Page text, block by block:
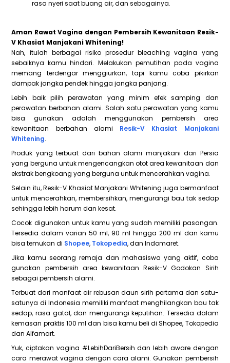
rasa nyeri saat buang air, dan sebagainya.
Aman Rawat Vagina dengan Pembersih Kewanitaan Resik-
V Khasiat Manjakani Whitening!
Nah, itulah berbagai risiko prosedur bleaching vagina yang
sebaiknya kamu hindari. Melakukan pemutihan pada vagina
memang terdengar menggiurkan, tapi kamu coba pikirkan
dampak jangka pendek hingga jangka panjang.
Lebih baik pilih perawatan yang minim efek samping dan
perawatan berbahan alami. Salah satu perawatan yang kamu
bisa gunakan adalah menggunakan pembersih area
kewanitaan berbahan alami Resik-V Khasiat Manjakani
Whitening.
Produk yang terbuat dari bahan alami manjakani dari Persia
yang berguna untuk mengencangkan otot area kewanitaan dan
ekstrak bengkoang yang berguna untuk mencerahkan vagina.
Selain itu, Resik-V Khasiat Manjakani Whitening juga bermanfaat
untuk mencerahkan, membersihkan, mengurangi bau tak sedap
sehingga lebih harum dan kesat.
Cocok digunakan untuk kamu yang sudah memiliki pasangan.
Tersedia dalam varian 50 ml, 90 ml hingga 200 ml dan kamu
bisa temukan di Shopee, Tokopedia, dan Indomaret.
Jika kamu seorang remaja dan mahasiswa yang aktif, coba
gunakan pembersih area kewanitaan Resik-V Godokan Sirih
sebagai pembersih alami.
Terbuat dari manfaat air rebusan daun sirih pertama dan satu-
satunya di Indonesia memiliki manfaat menghilangkan bau tak
sedap, rasa gatal, dan mengurangi keputihan. Tersedia dalam
kemasan praktis 100 ml dan bisa kamu beli di Shopee, Tokopedia
dan Alfamart.
Yuk, ciptakan vagina #LebihDariBersih dan lebih aware dengan
cara merawat vagina dengan cara alami. Gunakan pembersih